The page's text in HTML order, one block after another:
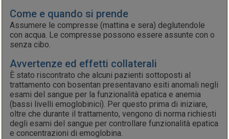
Come e quando si prende
Assumere le compresse (mattina e sera) deglutendole
con acqua. Le compresse possono essere assunte con o
senza cibo.
Avvertenze ed effetti collaterali
È stato riscontrato che alcuni pazienti sottoposti al
trattamento con bosentan presentavano esiti anomali negli
esami del sangue per la funzionalità epatica e anemia
(bassi livelli emoglobinici). Per questo prima di iniziare,
oltre che durante il trattamento, vengono di norma richiesti
degli esami del sangue per controllare funzionalità epatica
e concentrazioni di emoglobina.